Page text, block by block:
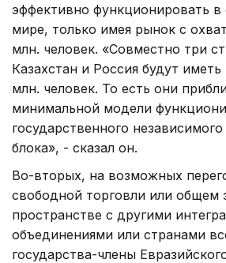
эффективно функционировать
мире, только имея рынок с
млн. человек. «Совместно три
Казахстан и Россия будут
млн. человек. То есть они
минимальной модели
государственного независимого
блока», - сказал он.
Во-вторых, на возможных
свободной торговли или общем
пространстве с другими
объединениями или странами
государства-члены